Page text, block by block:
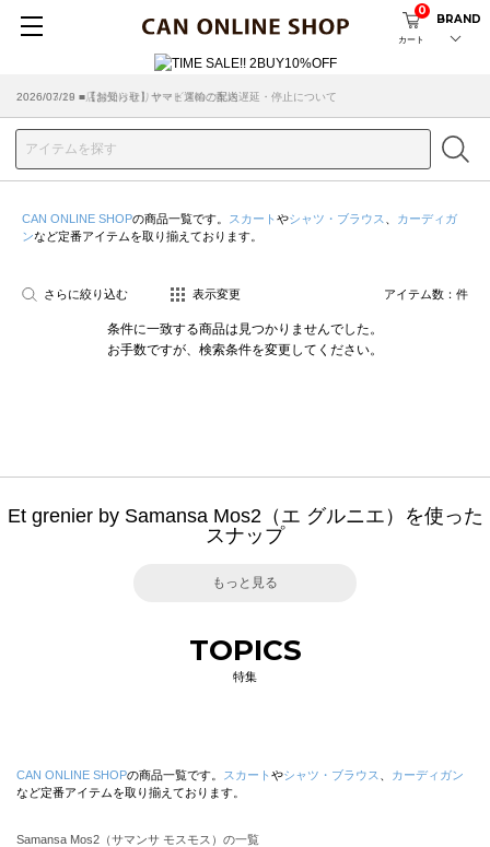
カート
0
BRAND
2026/07/29 ■【お知らせ】ヤマト運輸の配送遅延・停止について
2026/03/18 ■店舗受け取りサービスのご案内
CAN ONLINE SHOPの商品一覧です。 スカート やシャツ・ブラウス
カーディガ
ンなど定番アイテムを取り揃えております。
さらに絞り込む 表示変更 アイテム数： 件
条件に一致する商品は見つかりませんでした。
お手数ですが、検索条件を変更してください。
Et grenier by Samansa Mos2（エ グルニエ）を使った
スナップ
もっと見る
TOPICS
特集
CAN ONLINE SHOPの商品一覧です。 スカート やシャツ・ブラウス
カーディガン
など定番アイテムを取り揃えております。
Samansa Mos2（サマンサ モスモス）の一覧